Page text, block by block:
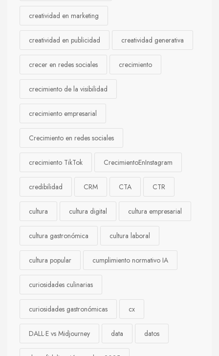
creatividad en marketing
creatividad en publicidad creatividad generativa
crecer en redes sociales crecimiento
crecimiento de la visibilidad
crecimiento empresarial
Crecimiento en redes sociales
crecimiento TikTok CrecimientoEnInstagram
credibilidad CRM CTA CTR
cultura cultura digital cultura empresarial
cultura gastronómica cultura laboral
cultura popular cumplimiento normativo IA
curiosidades culinarias
curiosidades gastronómicas cx
DALL·E vs Midjourney data datos